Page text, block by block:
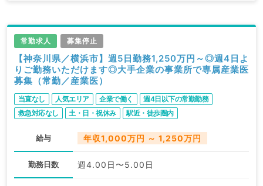
常勤求人 募集停止
【神奈川県／横浜市】週5日勤務1,250万円～◎週4日よ
りご勤務いただけます◎大手企業の事業所で専属産業医
募集（常勤／産業医）
当直なし 人気エリア 企業で働く
週4日以下の常勤勤務
救急対応なし
土・日・祝休み 駅近・徒歩圏内
給与 年収1,000万円 ～ 1,250万円
勤務日数 週4.00日〜5.00日